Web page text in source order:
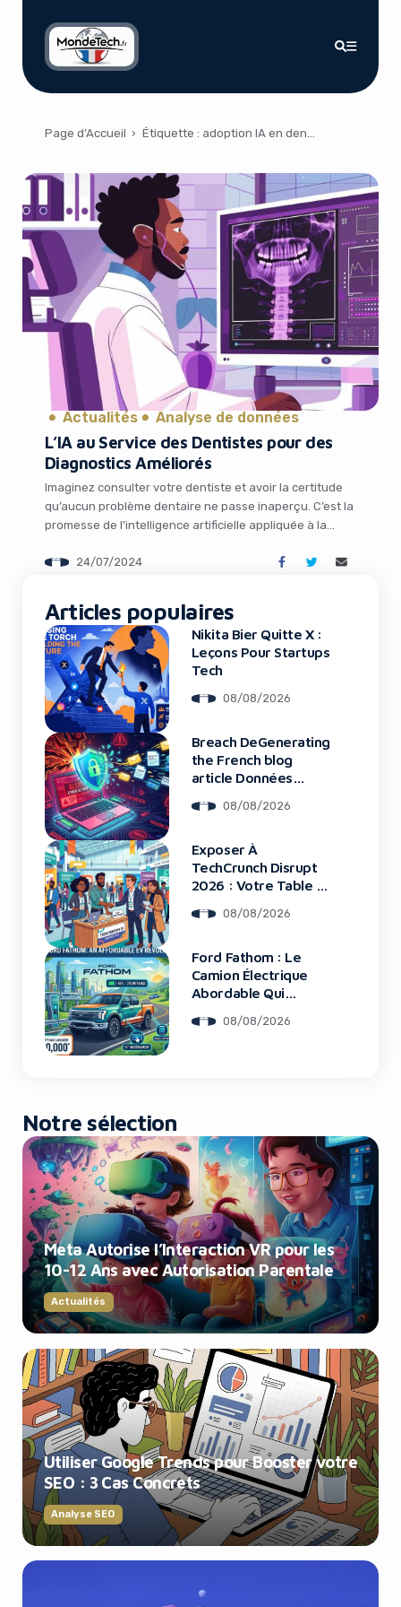
Page d’Accueil › Étiquette : adoption IA en dentisterie
Actualités Analyse de données
L’IA au Service des Dentistes pour des
Diagnostics Améliorés
Imaginez consulter votre dentiste et avoir la certitude
qu’aucun problème dentaire ne passe inaperçu. C’est la
promesse de l’intelligence artificielle appliquée à la
vient de lever 58 millions de dollars pour démocratiser
24/07/2024
Articles populaires
Nikita Bier Quitte X :
Leçons Pour Startups
Tech
08/08/2026
Breach DeGenerating
the French blog
article Données
Les Clients Touchés
08/08/2026
Exposer À
TechCrunch Disrupt
2026 : Votre Table Au
08/08/2026
Ford Fathom : Le
Camion Électrique
Abordable Qui
Marché08/08/2026
Notre sélection
Meta Autorise l’Interaction VR pour les
10-12 Ans avec Autorisation Parentale
Actualités
Utiliser Google Trends pour Booster votre
SEO : 3 Cas Concrets
Analyse SEO
using an ad-blocker!
Yes, I will turn off Ad-Blocker
No Thanks